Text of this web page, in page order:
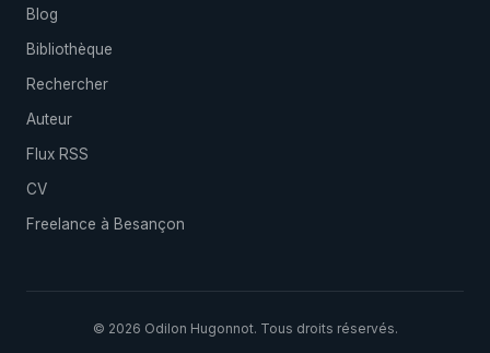
Blog
Bibliothèque
Rechercher
Auteur
Flux RSS
CV
Freelance à Besançon
© 2026 Odilon Hugonnot. Tous droits réservés.